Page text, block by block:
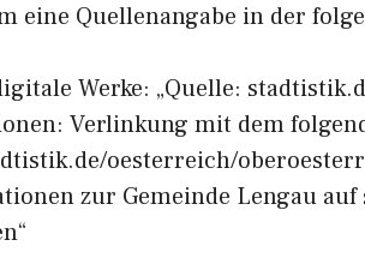
eine Quellenangabe in der
Werke: „Quelle:
Verlinkung mit dem
oesterreich/
zur Gemeinde Lengau